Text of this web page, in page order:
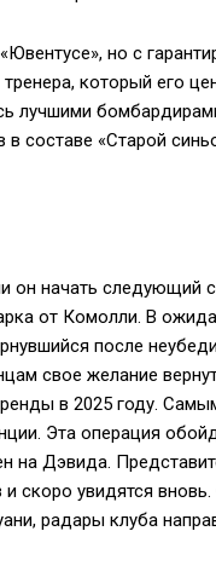
но с
который его
лучшими
составе «Старой
он начать следующий
от Комолли. В
после
свое желание
в 2025 году.
Эта операция
на Дэвида.
скоро увидятся
радары клуба